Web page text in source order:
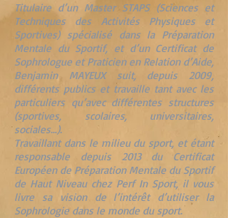
Titulaire d’un Master STAPS (Sciences et
Techniques des Activités Physiques et
Sportives) spécialisé dans la Préparation
Mentale du Sportif, et d’un Certificat de
Sophrologue et Praticien en Relation d’Aide,
Benjamin MAYEUX suit, depuis 2009,
différents publics et travaille tant avec les
particuliers qu’avec différentes structures
(sportives, scolaires, universitaires,
sociales…).
Travaillant dans le milieu du sport, et étant
responsable depuis 2013 du Certificat
Européen de Préparation Mentale du Sportif
de Haut Niveau chez Perf In Sport, il vous
livre sa vision de l’intérêt d’utiliser la
Sophrologie dans le monde du sport.